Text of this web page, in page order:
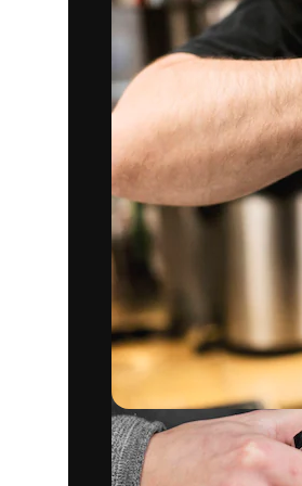
La
migliori lavori.
creativi,
Italiano
Copyright © 2010-